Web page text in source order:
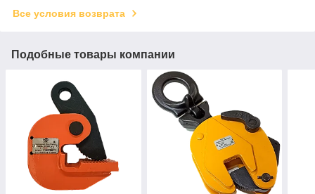
Все условия возврата
Подобные товары компании